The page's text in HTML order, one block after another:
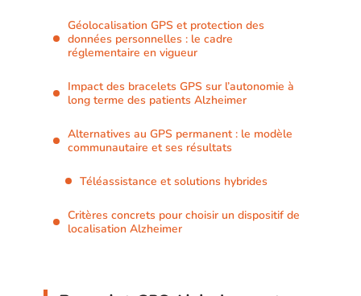
Géolocalisation GPS et protection des
données personnelles : le cadre
réglementaire en vigueur
Impact des bracelets GPS sur l’autonomie à
long terme des patients Alzheimer
Alternatives au GPS permanent : le modèle
communautaire et ses résultats
Téléassistance et solutions hybrides
Critères concrets pour choisir un dispositif de
localisation Alzheimer